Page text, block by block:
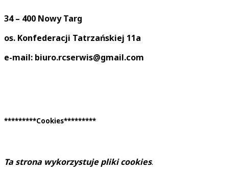
34 – 400 Nowy Targ
os. Konfederacji Tatrzańskiej 11a
e-mail: biuro.rcserwis@gmail.com
*********Cookies*********
Ta strona wykorzystuje pliki cookies.